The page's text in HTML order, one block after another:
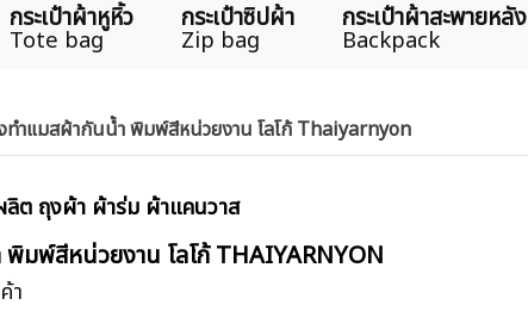
กระเป๋าผ้าหูหิ้ว
Tote bag
กระเป๋าซิปผ้า
Zip bag
กระเป๋าผ้าสะพายหลัง
Backpack
ทำแมสผ้ากันน้ำ พิมพ์สีหน่วยงาน โลโก้ Thaiyarnyon
ลิต ถุงผ้า ผ้าร่ม ผ้าแคนวาส
มพ์สีหน่วยงาน โลโก้ THAIYARNYON
า